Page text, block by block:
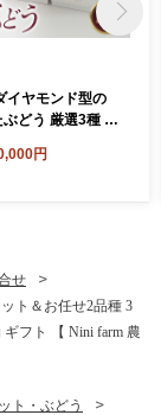
イヤモンド型の
どう 厳選3種 約
ク マイハート
円
せ
ト＆お任せ2品種 3
フト 【 Nini farm 農
ト・ぶどう